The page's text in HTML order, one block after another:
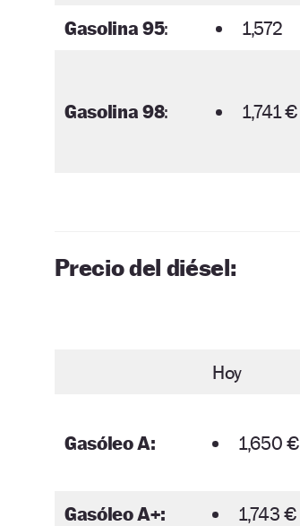
Gasolina 95: 1,572
Gasolina 98: 1,741 €
Precio del diésel:
Hoy
Gasóleo A: 1,650 €
Gasóleo A+: 1,743 €